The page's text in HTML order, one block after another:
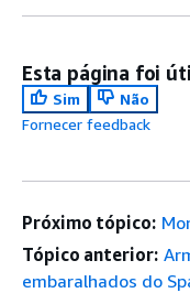
Esta página foi
Sim
Não
Fornecer feedback
Próximo tópico:
Tópico anterior:
embaralhados do